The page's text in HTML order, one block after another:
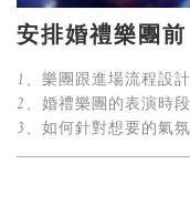
安排婚禮樂團
1、樂團跟進場流程設
2、婚禮樂團的表演時
3、如何針對想要的氣